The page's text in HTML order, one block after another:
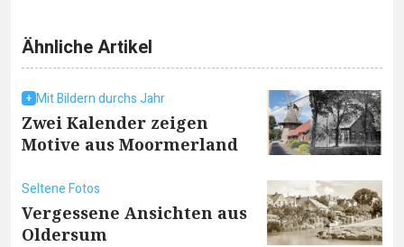
Ähnliche Artikel
Mit Bildern durchs Jahr
Zwei Kalender zeigen
Motive aus Moormerland
Seltene Fotos
Vergessene Ansichten aus
Oldersum